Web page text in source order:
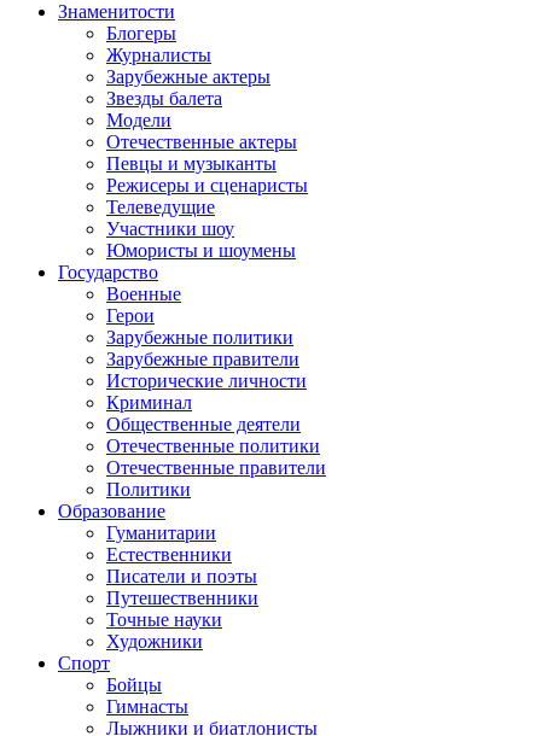
Знаменитости
Блогеры
Журналисты
Зарубежные актеры
Звезды балета
Модели
Отечественные актеры
Певцы и музыканты
Режисеры и сценаристы
Телеведущие
Участники шоу
Юмористы и шоумены
Государство
Военные
Герои
Зарубежные политики
Зарубежные правители
Исторические личности
Криминал
Общественные деятели
Отечественные политики
Отечественные правители
Политики
Образование
Гуманитарии
Естественники
Писатели и поэты
Путешественники
Точные науки
Художники
Спорт
Бойцы
Гимнасты
Лыжники и биатлонисты